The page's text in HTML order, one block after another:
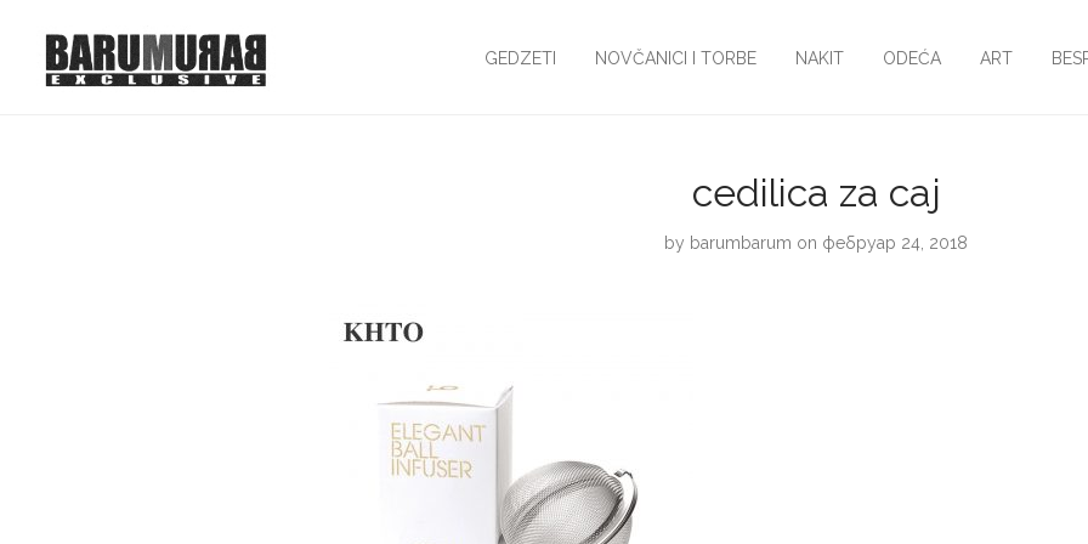
GEDZETI NOVČANICI I TORBE NAKIT ODEĆA ART
cedilica za caj
by barumbarum on фебруар 24, 2018